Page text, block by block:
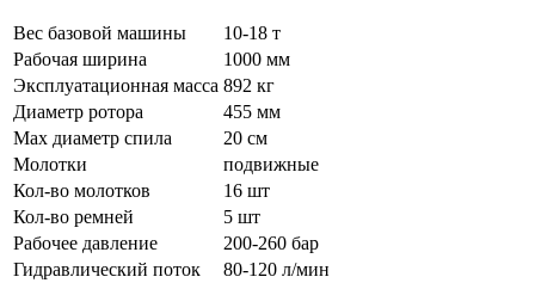
Вес базовой машины
10-18 т
Рабочая ширина
1000 мм
Эксплуатационная масса 892 кг
Диаметр ротора
455 мм
Мах диаметр спила
20 см
Молотки
подвижные
Кол-во молотков
16 шт
Кол-во ремней
5 шт
Рабочее давление
200-260 бар
Гидравлический поток
80-120 л/мин